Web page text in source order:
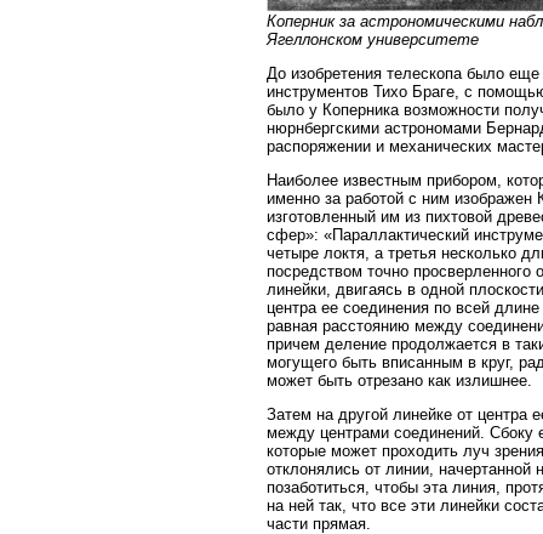
Коперник за астрономическими
Ягеллонском университете
До изобретения телескопа было
инструментов Тихо Браге, с
было у Коперника возможности
нюрнбергскими астрономами
распоряжении и механических
Наиболее известным прибором,
именно за работой с ним изображен
изготовленный им из пихтовой
сфер»: «Параллактический
четыре локтя, а третья несколько
посредством точно
линейки, двигаясь в одной
центра ее соединения по всей
равная расстоянию между
причем деление продолжается в
могущего быть вписанным в круг,
может быть отрезано как излишнее.
Затем на другой линейке от центра
между центрами соединений. Сбоку
которые может проходить луч
отклонялись от линии,
позаботиться, чтобы эта линия,
на ней так, что все эти линейки
части прямая.